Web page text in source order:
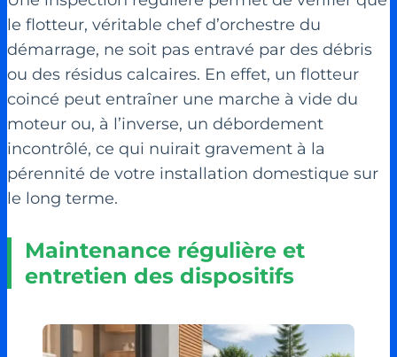
le flotteur, véritable chef d’orchestre du
démarrage, ne soit pas entravé par des débris
ou des résidus calcaires. En effet, un flotteur
coincé peut entraîner une marche à vide du
moteur ou, à l’inverse, un débordement
incontrôlé, ce qui nuirait gravement à la
pérennité de votre installation domestique sur
le long terme.
Maintenance régulière et
entretien des dispositifs